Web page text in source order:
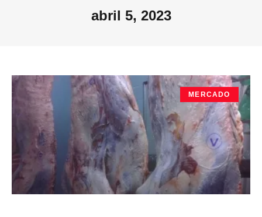
abril 5, 2023
MERCADO